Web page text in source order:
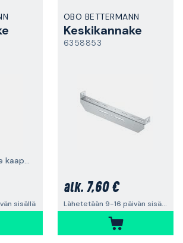
2056/U3, kolmelle kaapelille
sisällä
OBO BETTERMANN
Keskikannake
6358853
alk. 7,60 €
Lähetetään 9-16 päivän sisällä